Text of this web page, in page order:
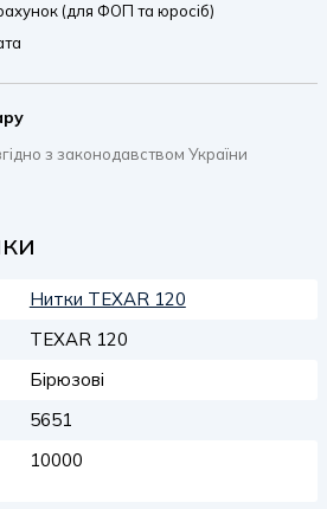
(для ФОП та юросіб)
з законодавством України
Нитки TEXAR 120
TEXAR 120
Бірюзові
5651
10000